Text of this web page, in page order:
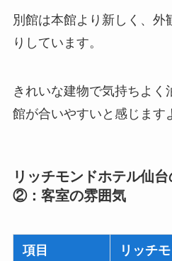
別館は本館より新しく、外
りしています。
きれいな建物で気持ちよく
館が合いやすいと感じます
リッチモンドホテル仙
②：客室の雰囲気
項目
リッチ